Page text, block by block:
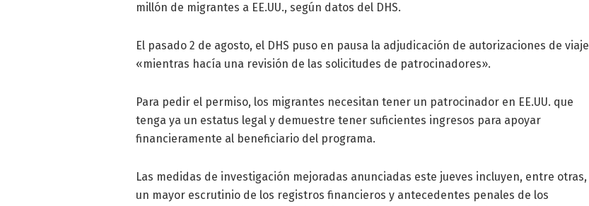
millón de migrantes a EE.UU., según datos del DHS.
El pasado 2 de agosto, el DHS puso en pausa la adjudicación de autorizaciones de viaje
«mientras hacía una revisión de las solicitudes de patrocinadores».
Para pedir el permiso, los migrantes necesitan tener un patrocinador en EE.UU. que
tenga ya un estatus legal y demuestre tener suficientes ingresos para apoyar
financieramente al beneficiario del programa.
Las medidas de investigación mejoradas anunciadas este jueves incluyen, entre otras,
un mayor escrutinio de los registros financieros y antecedentes penales de los